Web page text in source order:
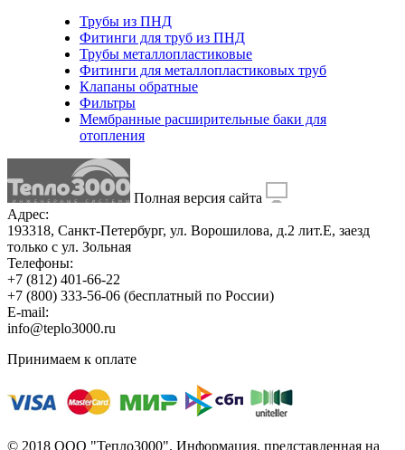
Трубы из ПНД
Фитинги для труб из ПНД
Трубы металлопластиковые
Фитинги для металлопластиковых труб
Клапаны обратные
Фильтры
Мембранные расширительные баки для
отопления
Полная версия сайта
Адрес:
193318, Санкт-Петербург, ул. Ворошилова, д.2 лит.Е, заезд
только с ул. Зольная
Телефоны:
+7 (812) 401-66-22
+7 (800) 333-56-06 (бесплатный по России)
E-mail:
info@teplo3000.ru
Принимаем к оплате
© 2018 ООО "Тепло3000". Информация, представленная на